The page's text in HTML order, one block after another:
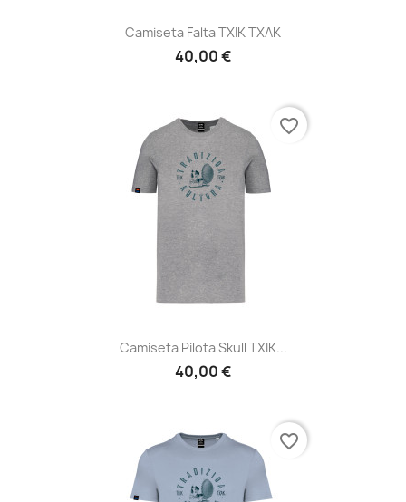
Camiseta Falta TXIK TXAK
40,00 €
Camiseta Pilota Skull TXIK...
40,00 €
favorite_border
favorite_border